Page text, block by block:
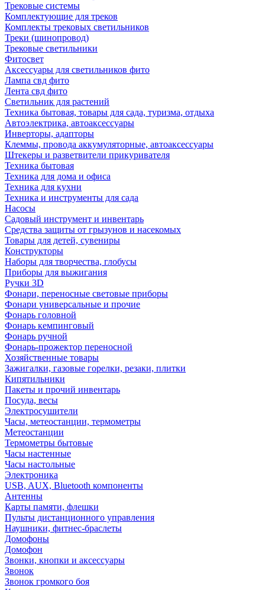
Трековые системы
Комплектующие для треков
Комплекты трековых светильников
Треки (шинопровод)
Трековые светильники
Фитосвет
Аксессуары для светильников фито
Лампа свд фито
Лента свд фито
Светильник для растений
Техника бытовая, товары для сада, туризма, отдыха
Автоэлектрика, автоаксессуары
Инверторы, адапторы
Клеммы, провода аккумуляторные, автоаксессуары
Штекеры и разветвители прикуривателя
Техника бытовая
Техника для дома и офиса
Техника для кухни
Техника и инструменты для сада
Насосы
Садовый инструмент и инвентарь
Средства защиты от грызунов и насекомых
Товары для детей, сувениры
Конструкторы
Наборы для творчества, глобусы
Приборы для выжигания
Ручки 3D
Фонари, переносные световые приборы
Фонари универсальные и прочие
Фонарь головной
Фонарь кемпинговый
Фонарь ручной
Фонарь-прожектор переносной
Хозяйственные товары
Зажигалки, газовые горелки, резаки, плитки
Кипятильники
Пакеты и прочий инвентарь
Посуда, весы
Электросушители
Часы, метеостанции, термометры
Метеостанции
Термометры бытовые
Часы настенные
Часы настольные
Электроника
USB, AUX, Bluetooth компоненты
Антенны
Карты памяти, флешки
Пульты дистанционного управления
Наушники, фитнес-браслеты
Домофоны
Домофон
Звонки, кнопки и аксессуары
Звонок
Звонок громкого боя